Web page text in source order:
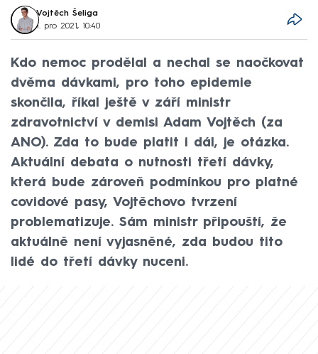
Vojtěch Šeliga
1. pro 2021, 10:40
Kdo nemoc prodělal a nechal se naočkovat
dvěma dávkami, pro toho epidemie
skončila, říkal ještě v září ministr
zdravotnictví v demisi Adam Vojtěch (za
ANO). Zda to bude platit i dál, je otázka.
Aktuální debata o nutnosti třetí dávky,
která bude zároveň podmínkou pro platné
covidové pasy, Vojtěchovo tvrzení
problematizuje. Sám ministr připouští, že
aktuálně není vyjasněné, zda budou tito
lidé do třetí dávky nuceni.